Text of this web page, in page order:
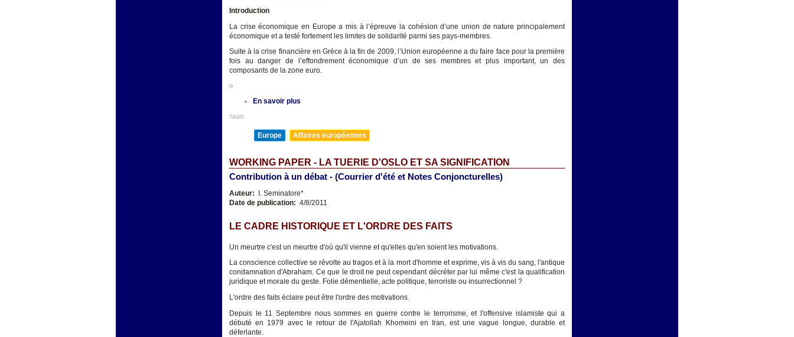
Introduction
La crise économique en Europe a mis à l’épreuve la cohésion d’une union de nature principalement
économique et a testé fortement les limites de solidarité parmi ses pays-membres.
Suite à la crise financière en Grèce à la fin de 2009, l’Union européenne a du faire face pour la première
fois au danger de l’effondrement économique d’un de ses membres et plus important, un des
composants de la zone euro.
»
En savoir plus
TAGS:
Europe Affaires européennes
WORKING PAPER - LA TUERIE D'OSLO ET SA SIGNIFICATION
Contribution à un débat - (Courrier d'été et Notes Conjoncturelles)
Auteur:
I. Seminatore*
Date de publication: 4/8/2011
LE CADRE HISTORIQUE ET L'ORDRE DES FAITS
Un meurtre c'est un meurtre d'où qu'il vienne et qu'elles qu'en soient les motivations.
La conscience collective se révolte au tragos et à la mort d'homme et exprime, vis à vis du sang, l'antique
condamnation d'Abraham. Ce que le droit ne peut cependant décréter par lui même c'est la qualification
juridique et morale du geste. Folie démentielle, acte politique, terroriste ou insurrectionnel ?
L'ordre des faits éclaire peut être l'ordre des motivations.
Depuis le 11 Septembre nous sommes en guerre contre le terrorisme, et l'offensive islamiste qui a
débuté en 1979 avec le retour de l'Ajatollah Khomeini en Iran, est une vague longue, durable et
déferlante.